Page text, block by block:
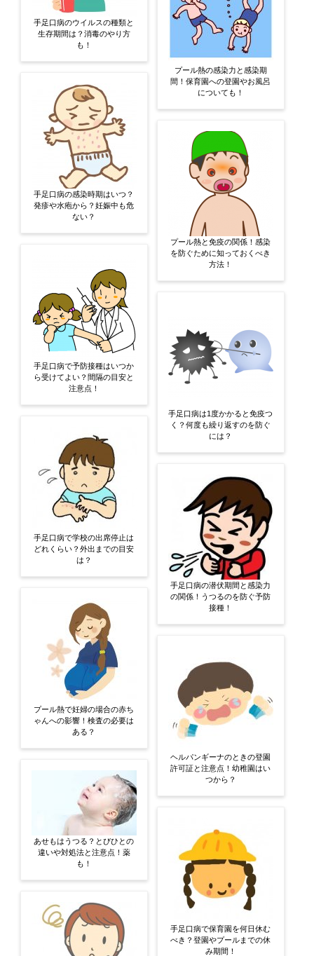
手足口病のウイルスの種類と
生存期間は？消毒のやり方
も！
手足口病の感染時期はいつ？
発疹や水疱から？妊娠中も危
ない？
手足口病で予防接種はいつか
ら受けてよい？間隔の目安と
注意点！
手足口病で学校の出席停止は
どれくらい？外出までの目安
は？
プール熱で妊婦の場合の赤ち
ゃんへの影響！検査の必要は
ある？
あせもはうつる？とびひとの
違いや対処法と注意点！薬
も！
プール熱の感染力と感染期
間！保育園への登園やお風呂
についても！
プール熱と免疫の関係！感染
を防ぐために知っておくべき
方法！
手足口病は1度かかると免疫つ
く？何度も繰り返すのを防ぐ
には？
手足口病の潜伏期間と感染力
の関係！うつるのを防ぐ予防
接種！
ヘルパンギーナのときの登園
許可証と注意点！幼稚園はい
つから？
手足口病で保育園を何日休む
べき？登園やプールまでの休
み期間！